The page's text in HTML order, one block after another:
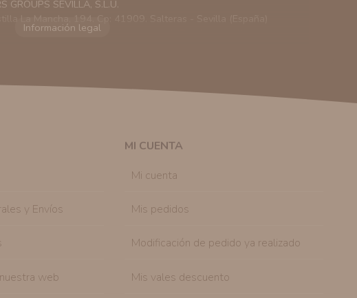
GROUPS SEVILLA, S.L.U.
poder enviarle información comercial (Puede consultar como
Puede solicitar la cancelación de comunicaciones comerciales
el personal de nuestra entidad que esté debidamente
tenemos sobre usted, corregirla y eliminarla, tal y
y Envíos
web
MI CUENTA
Mi cuenta
Mis pedidos
Modificación de pedido ya realizado
Mis vales descuento